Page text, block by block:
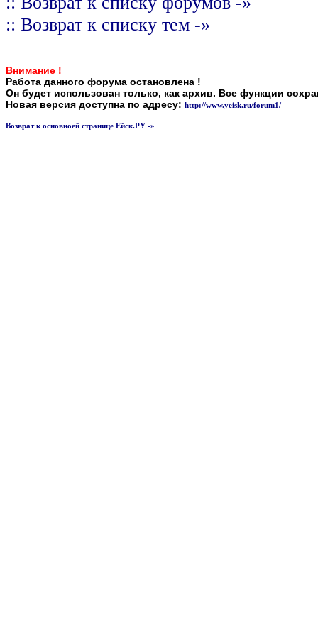
:: Возврат к списку тем -»
Внимание !
Работа данного форума остановлена !
Он будет использован только, как архив. Все функции
Новая версия доступна по адресу: http://www.yeisk.ru/forum1/
Возврат к основноей странице Ейск.РУ -»